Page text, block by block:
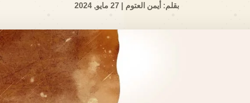
بقلم: أيمن العتوم | 27 مايو, 2024